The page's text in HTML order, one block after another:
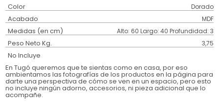
Color Dorado
Acabado MDF
Medidas (en cm) Alto: 60 Largo: 40 Profundidad: 3
Peso Neto Kg. 3,75
No Incluye
En Tugó queremos que te sientas como en casa, por eso
ambientamos las fotografías de los productos en la página para
darte una perspectiva de cómo se ven en un espacio, pero esto
no incluye ningún adorno, accesorios, ni pieza adicional que lo
acompañe.